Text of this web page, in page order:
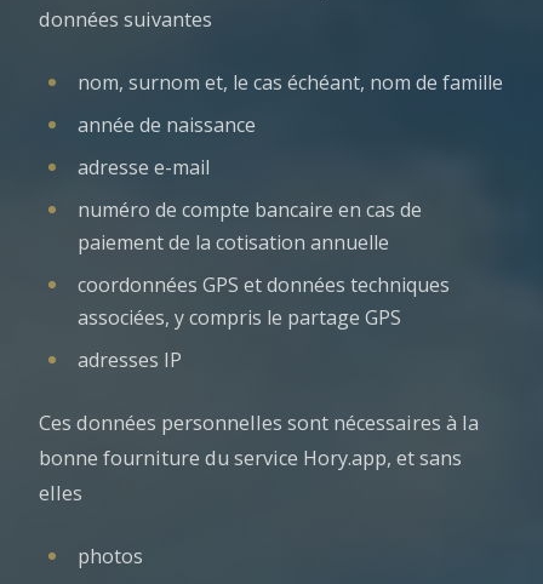
données suivantes
nom, surnom et, le cas échéant, nom de famille
année de naissance
adresse e-mail
numéro de compte bancaire en cas de
paiement de la cotisation annuelle
coordonnées GPS et données techniques
associées, y compris le partage GPS
adresses IP
Ces données personnelles sont nécessaires à la
bonne fourniture du service Hory.app, et sans
elles
photos